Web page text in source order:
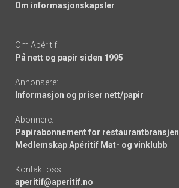
Om informasjonskapsler
Om Apéritif:
På nett og papir siden 1995
Annonsere:
Informasjon og priser nett/papir
Abonnere:
Papirabonnement for restaurantbransjen
Medlemskap Apéritif Mat- og vinklubb
Kontakt oss:
aperitif@aperitif.no